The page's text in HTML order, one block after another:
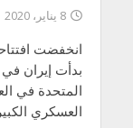
8 يناير، 2020
بدأت إيران
المتحدة في
العسكري